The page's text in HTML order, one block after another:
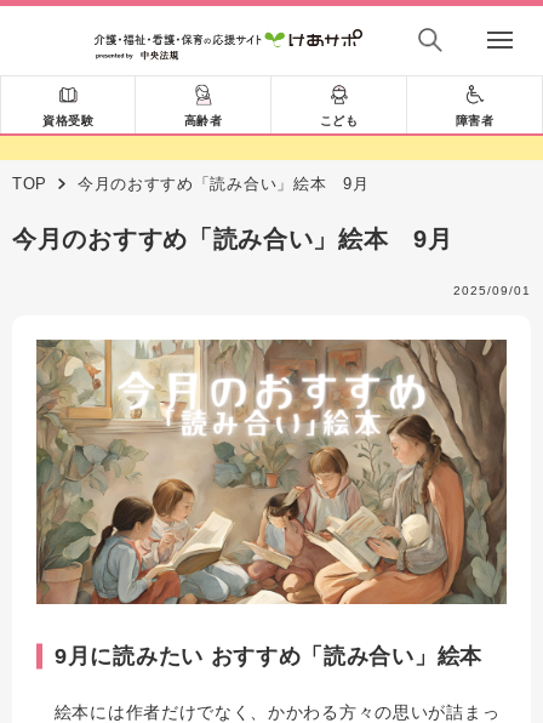
資格受験 高齢者 こども 障害者
TOP 今月のおすすめ「読み合い」絵本 9月
今月のおすすめ「読み合い」絵本 9月
2025/09/01
9月に読みたい おすすめ「読み合い」絵本
絵本には作者だけでなく、かかわる方々の思いが詰まっ